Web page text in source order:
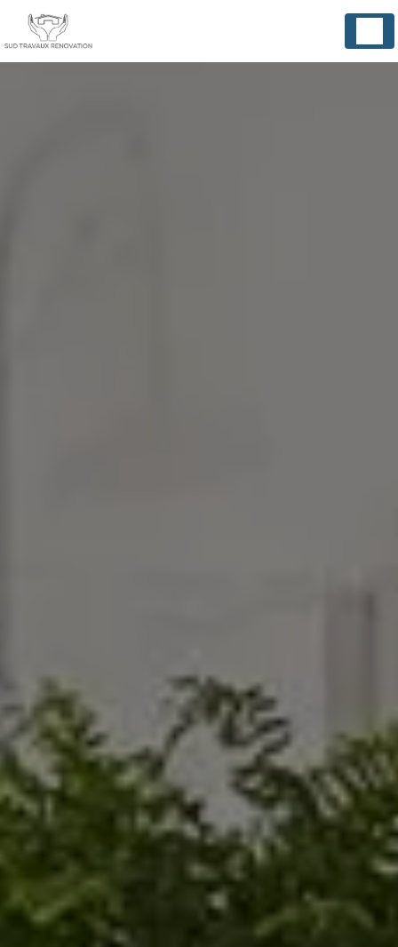
Panneau de gestion des cookies